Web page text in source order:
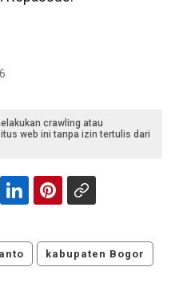
crawling atau
web ini tanpa izin tertulis dari
kabupaten Bogor